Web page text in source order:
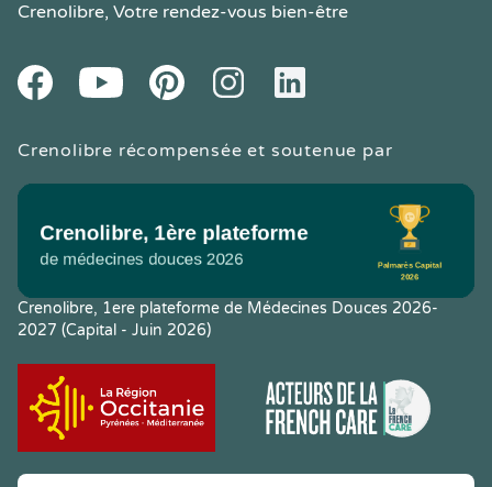
Crenolibre, Votre rendez-vous bien-être
FacebookYoutube PinteresetInstagramLinkedIn
Crenolibre récompensée et soutenue par
Crenolibre, 1ere plateforme de Médecines Douces 2026-
2027 (Capital - Juin 2026)